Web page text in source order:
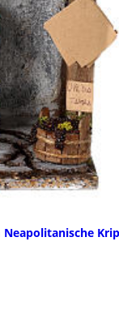
Neapolitanische